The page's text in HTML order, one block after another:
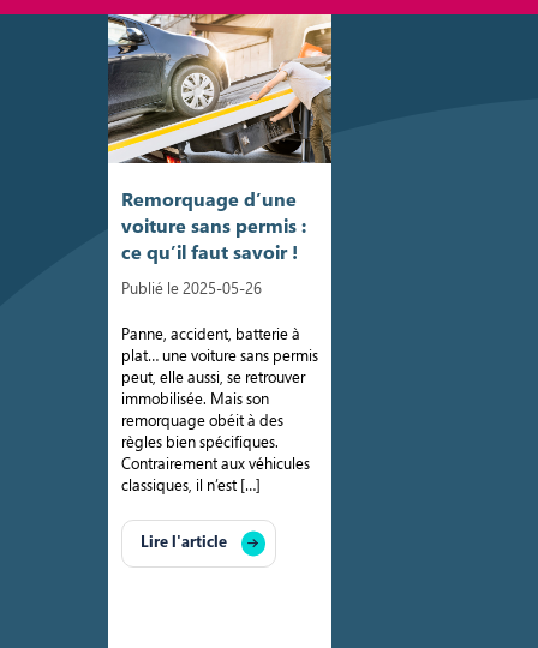
Remorquage d’une
voiture sans permis :
ce qu’il faut savoir !
Publié le 2025-05-26
Panne, accident, batterie à
plat… une voiture sans permis
peut, elle aussi, se retrouver
immobilisée. Mais son
remorquage obéit à des
règles bien spécifiques.
Contrairement aux véhicules
classiques, il n’est […]
Lire l'article